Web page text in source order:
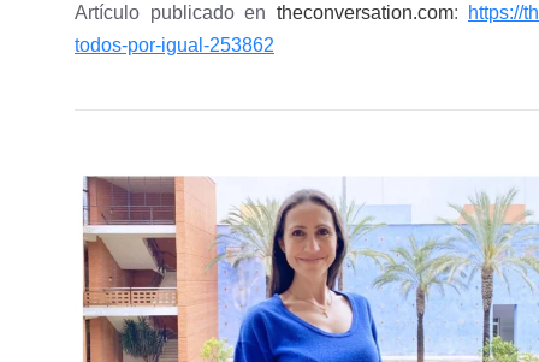
Artículo publicado en theconversation.com:
https://
todos-por-igual-253862